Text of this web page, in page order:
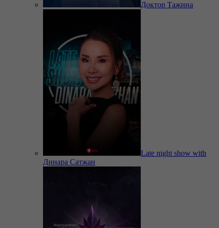
Доктор Тажина
Late night show with
Динара Сатжан